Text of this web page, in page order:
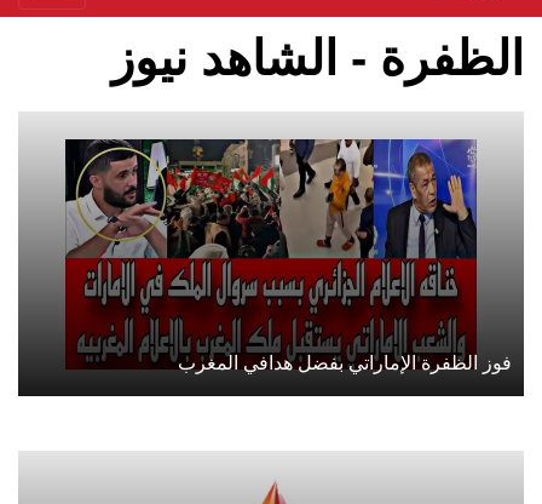
الظفرة - الشاهد نيوز
فوز الظفرة الإماراتي بفضل هدافي المغرب